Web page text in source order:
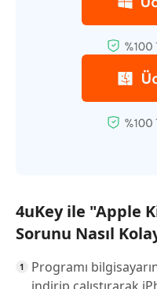
4uKey ile "Apple
Sorunu Nasıl
Programı